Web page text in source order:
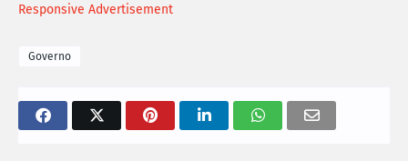
Responsive Advertisement
Governo